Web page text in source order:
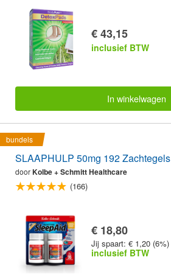
€ 43,15
inclusief BTW
In winkelwagen
bundels
SLAAPHULP 50mg 192 Zachtegels
doorKolbe + Schmitt Healthcare
(166)
€ 18,80
Jij spaart: € 1,20 (6%)
inclusief BTW